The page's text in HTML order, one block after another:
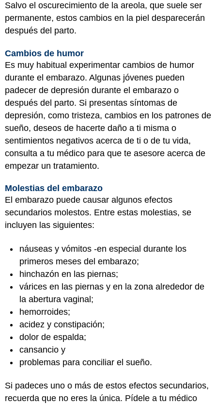
Salvo el oscurecimiento de la areola, que suele ser
permanente, estos cambios en la piel desparecerán
después del parto.
Cambios de humor
Es muy habitual experimentar cambios de humor
durante el embarazo. Algunas jóvenes pueden
padecer de depresión durante el embarazo o
después del parto. Si presentas síntomas de
depresión, como tristeza, cambios en los patrones de
sueño, deseos de hacerte daño a ti misma o
sentimientos negativos acerca de ti o de tu vida,
consulta a tu médico para que te asesore acerca de
empezar un tratamiento.
Molestias del embarazo
El embarazo puede causar algunos efectos
secundarios molestos. Entre estas molestias, se
incluyen las siguientes:
náuseas y vómitos -en especial durante los
primeros meses del embarazo;
hinchazón en las piernas;
várices en las piernas y en la zona alrededor de
la abertura vaginal;
hemorroides;
acidez y constipación;
dolor de espalda;
cansancio y
problemas para conciliar el sueño.
Si padeces uno o más de estos efectos secundarios,
recuerda que no eres la única. Pídele a tu médico